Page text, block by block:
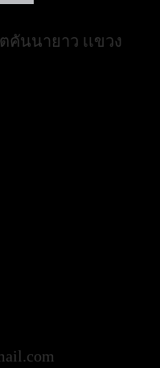
คันนายาว เเขวง